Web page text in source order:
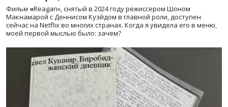
Фильм «Reagan», снятый в 2024 годурежиссером Шоном
Макнамарой с Деннисом Куэйдом в главной роли, доступен
сейчас на Netflix во многих странах. Когда я увидела его в меню,
моей первой мыслью было: зачем?